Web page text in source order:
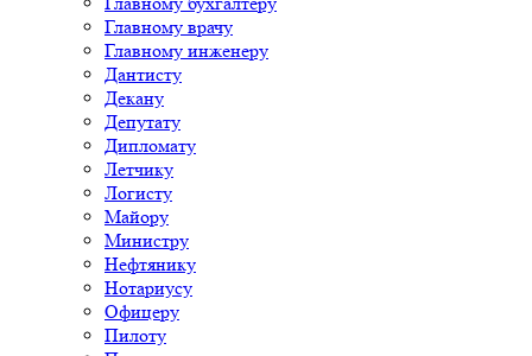
Главному врачу
Главному инженеру
Дантисту
Декану
Депутату
Дипломату
Летчику
Логисту
Майору
Министру
Нефтянику
Нотариусу
Офицеру
Пилоту